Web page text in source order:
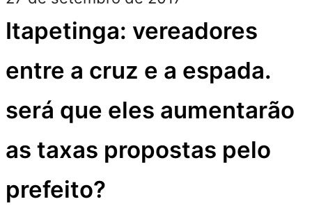
Itapetinga: vereadores
entre a cruz e a espada.
será que eles aumentarão
as taxas propostas pelo
prefeito?